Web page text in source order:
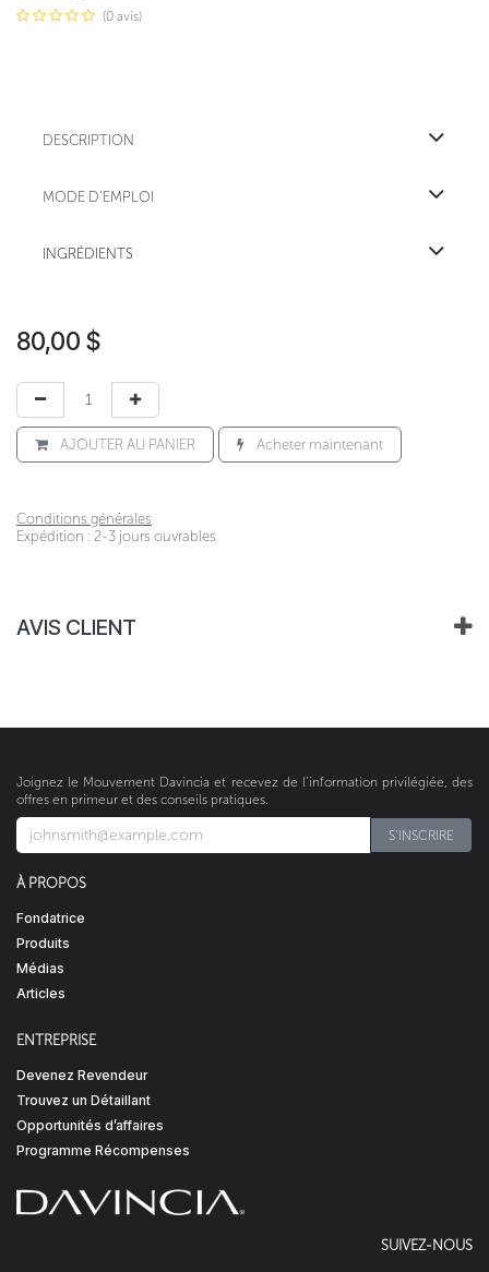
(0 avis)
DESCRIPTION
MODE D'EMPLOI
INGRÉDIENTS
80,00 $
AJOUTER AU PANIER Acheter maintenant
Conditions générales
Expédition : 2-3 jours ouvrables
AVIS CLIENT
Joignez le Mouvement Davincia et recevez de l’information privilégiée, des
offres en primeur et des conseils pratiques.
S'INSCRIRE​​​​
À PROPOS
Fondatrice
Produits
Médias
Articles
ENTREPRISE
Devenez Revendeur
Trouvez un Détaillant
Opportunités d’affaires
Programme Récompenses
SUIVEZ-NOUS